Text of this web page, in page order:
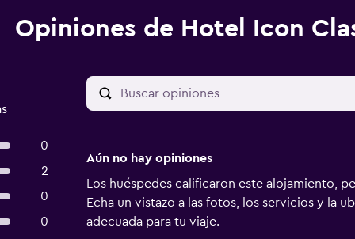
Opiniones de Hotel Icon
0
2
0
0
Aún no hay opiniones
Los huéspedes calificaron este alojamiento,
Echa un vistazo a las fotos, los servicios y la
adecuada para tu viaje.